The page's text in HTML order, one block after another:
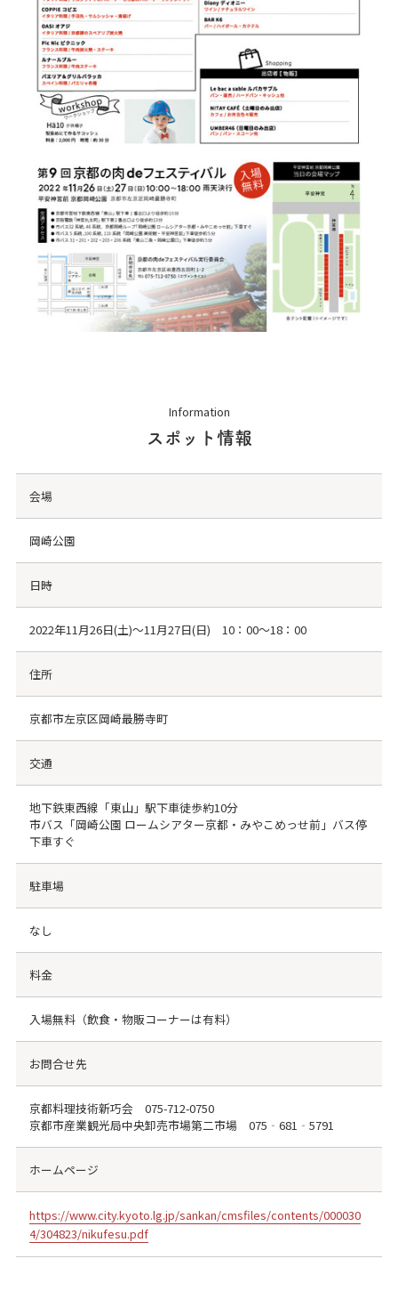
Information
スポット情報
会場
岡崎公園
日時
2022年11月26日(土)～11月27日(日) 10：00～18：00
住所
京都市左京区岡崎最勝寺町
交通
地下鉄東西線「東山」駅下車徒歩約10分
市バス「岡崎公園 ロームシアター京都・みやこめっせ前」バス停
下車すぐ
駐車場
なし
料金
入場無料（飲食・物販コーナーは有料）
お問合せ先
京都料理技術新巧会 075-712-0750
京都市産業観光局中央卸売市場第二市場 075‐681‐5791
ホームページ
https://www.city.kyoto.lg.jp/sankan/cmsfiles/contents/000030
4/304823/nikufesu.pdf